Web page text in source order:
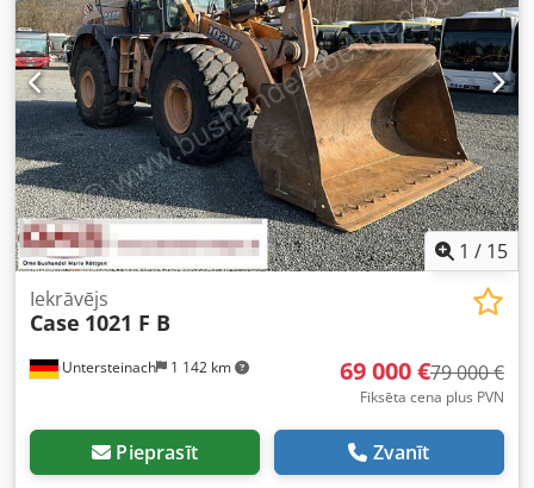
(piemērota darbam ar āmuru, greiferi, šķērēm) Ātrā
maiņas sistēma OQ80 1 x kauss – 800 mm plats 1 x greifers
– darbojas, nepieciešams remonts Ritošā daļa apmēram
70% labā stāvoklī Pamatnes plāksnes 600 mm platas Isuzu
motors ar 202 kW jaudu CE marķējums Transportēšanas
izmēri: 10,8 x 3 x 3,40 m Darba svars: 35,5 tonnas.
1 / 15
Untersteinach 1 142 km
Iekrāvējs
Case 1021 F B
69 000 €79 000 €
Fiksēta cena plus PVN
Pieprasīt Zvanīt